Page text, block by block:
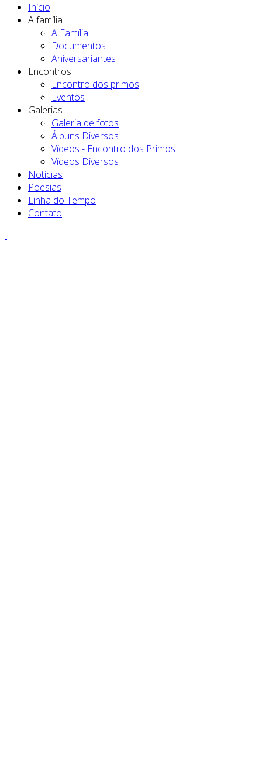
Início
A família
A Família
Documentos
Aniversariantes
Encontros
Encontro dos primos
Eventos
Galerias
Galeria de fotos
Álbuns Diversos
Vídeos - Encontro dos Primos
Vídeos Diversos
Notícias
Poesias
Linha do Tempo
Contato